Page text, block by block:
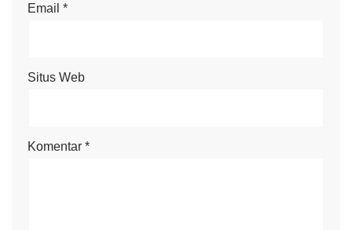
Email *
Situs Web
Komentar *